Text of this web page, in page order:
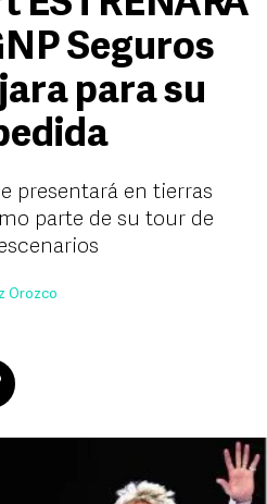
Seguros
para su
presentará en tierras
parte de su tour de
Orozco